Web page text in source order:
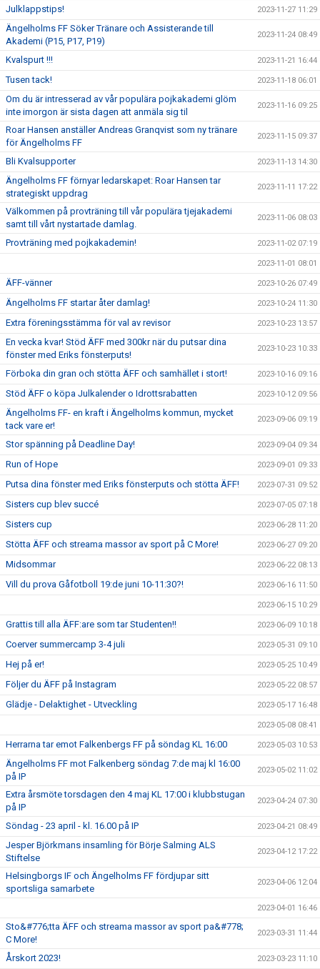
Julklappstips! 2023-11-27 11:29
Ängelholms FF Söker Tränare och Assisterande till
Akademi (P15, P17, P19)
2023-11-24 08:49
Kvalspurt !!! 2023-11-21 16:44
Tusen tack! 2023-11-18 06:01
Om du är intresserad av vår populära pojkakademi glöm
inte imorgon är sista dagen att anmäla sig til
2023-11-16 09:25
Roar Hansen anställer Andreas Granqvist som ny tränare
för Ängelholms FF
2023-11-15 09:37
Bli Kvalsupporter 2023-11-13 14:30
Ängelholms FF förnyar ledarskapet: Roar Hansen tar
strategiskt uppdrag
2023-11-11 17:22
Välkommen på provträning till vår populära tjejakademi
samt till vårt nystartade damlag.
2023-11-06 08:03
Provträning med pojkakademin! 2023-11-02 07:19
2023-11-01 08:01
ÄFF-vänner 2023-10-26 07:49
Ängelholms FF startar åter damlag! 2023-10-24 11:30
Extra föreningsstämma för val av revisor 2023-10-23 13:57
En vecka kvar! Stöd ÄFF med 300kr när du putsar dina
fönster med Eriks fönsterputs!
2023-10-23 10:33
Förboka din gran och stötta ÄFF och samhället i stort! 2023-10-16 09:16
Stöd ÄFF o köpa Julkalender o Idrottsrabatten 2023-10-12 09:56
Ängelholms FF- en kraft i Ängelholms kommun, mycket
tack vare er!
2023-09-06 09:19
Stor spänning på Deadline Day! 2023-09-04 09:34
Run of Hope 2023-09-01 09:33
Putsa dina fönster med Eriks fönsterputs och stötta ÄFF! 2023-07-31 09:52
Sisters cup blev succé 2023-07-05 07:18
Sisters cup 2023-06-28 11:20
Stötta ÄFF och streama massor av sport på C More! 2023-06-27 09:20
Midsommar 2023-06-22 08:13
Vill du prova Gåfotboll 19:de juni 10-11:30?! 2023-06-16 11:50
2023-06-15 10:29
Grattis till alla ÄFF:are som tar Studenten!! 2023-06-09 10:18
Coerver summercamp 3-4 juli 2023-05-31 09:10
Hej på er! 2023-05-25 10:49
Följer du ÄFF på Instagram 2023-05-22 08:57
Glädje - Delaktighet - Utveckling 2023-05-17 16:48
2023-05-08 08:41
Herrarna tar emot Falkenbergs FF på söndag KL 16:00 2023-05-03 10:53
Ängelholms FF mot Falkenberg söndag 7:de maj kl 16:00
på IP
2023-05-02 11:02
Extra årsmöte torsdagen den 4 maj KL 17:00 i klubbstugan
på IP
2023-04-24 07:30
Söndag - 23 april - kl. 16.00 på IP 2023-04-21 08:49
Jesper Björkmans insamling för Börje Salming ALS
Stiftelse
2023-04-12 17:22
Helsingborgs IF och Ängelholms FF fördjupar sitt
sportsliga samarbete
2023-04-06 12:04
2023-04-01 16:46
Sto&#776;tta ÄFF och streama massor av sport pa&#778;
C More!
2023-03-31 11:44
Årskort 2023! 2023-03-23 11:10